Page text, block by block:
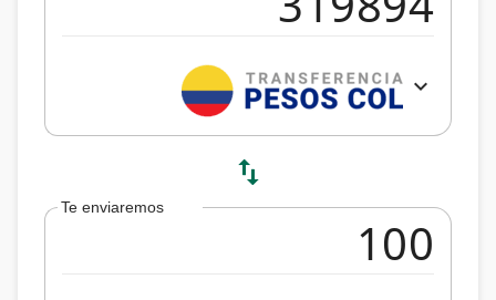
expand_more
swap_vert
Te enviaremos